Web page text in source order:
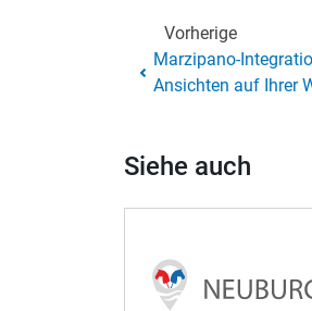
Vorherige
Marzipano-
Ansichten auf Ihrer
Siehe auch